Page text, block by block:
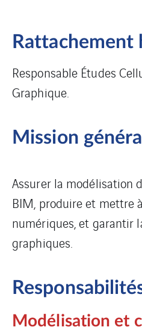
Rattachement
Responsable Études
Graphique.
Mission
Assurer la modélisation
BIM, produire et mettre
numériques, et garantir
graphiques.
Modélisation et